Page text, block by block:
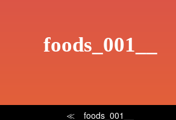
foods_001__
foods_001__